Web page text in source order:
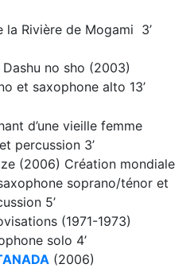
la Rivière de Mogami 3’
Dashu no sho (2003)
et saxophone alto 13’
d’une vieille femme
percussion 3’
(2006) Création mondiale
soprano/ténor et
5’
(1971-1973)
solo 4’
(2006)